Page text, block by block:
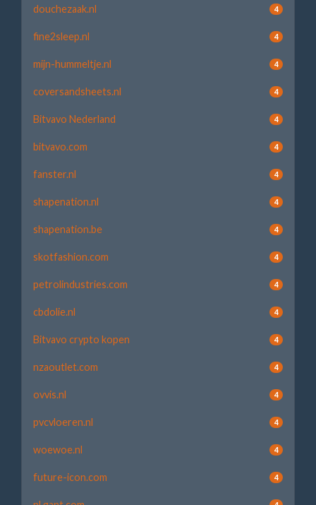
douchezaak.nl 4
fine2sleep.nl 4
mijn-hummeltje.nl 4
coversandsheets.nl 4
Bitvavo Nederland 4
bitvavo.com 4
fanster.nl 4
shapenation.nl 4
shapenation.be 4
skotfashion.com 4
petrolindustries.com 4
cbdolie.nl 4
Bitvavo crypto kopen 4
nzaoutlet.com 4
ovvis.nl 4
pvcvloeren.nl 4
woewoe.nl 4
future-icon.com 4